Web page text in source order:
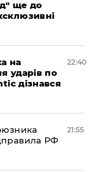
ще до
на
ударів по
дізнався
22:40
РФ
21:55